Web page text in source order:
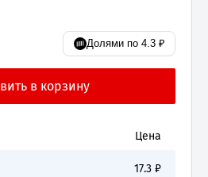
Долями по 4.3 ₽
Цена
17.3 ₽